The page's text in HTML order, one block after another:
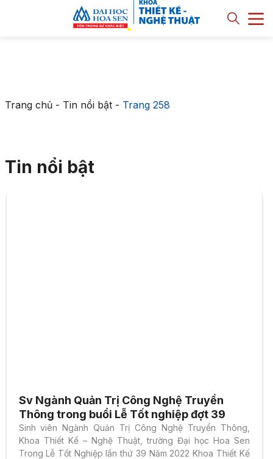
Trang chủ- Tin nổi bật- Trang 258
Tin nổi bật
Sv Ngành Quản Trị Công Nghệ Truyền
Thông trong buổi Lễ Tốt nghiệp đợt 39
Sinh viên Ngành Quản Trị Công Nghệ Truyền Thông,
Khoa Thiết Kế – Nghệ Thuật, trường Đại học Hoa Sen
Trong Lễ Tốt Nghiệp lần thứ 39 Năm 2022 Khoa Thiết Kế